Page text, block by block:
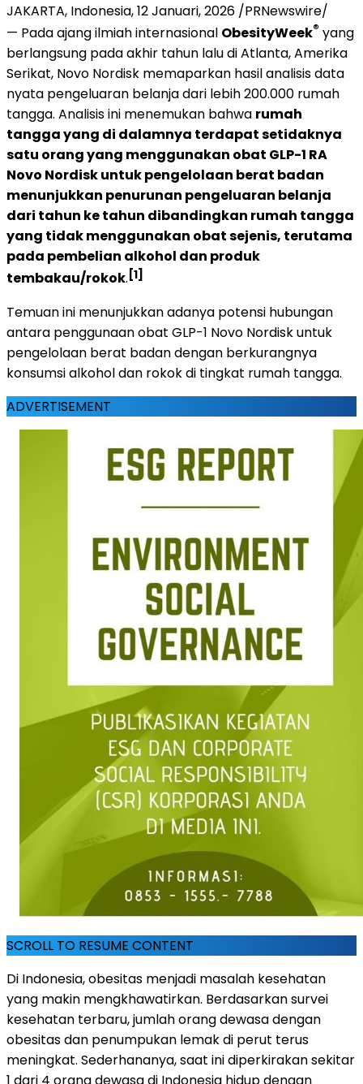
JAKARTA, Indonesia,12 Januari, 2026 /PRNewswire/
— Pada ajang ilmiah internasional ObesityWeek® yang
berlangsung pada akhir tahun lalu di Atlanta, Amerika
Serikat, Novo Nordisk memaparkan hasil analisis data
nyata pengeluaran belanja dari lebih 200.000 rumah
tangga. Analisis ini menemukan bahwa rumah
tangga yang di dalamnya terdapat setidaknya
satu orang yang menggunakan obat GLP-1 RA
Novo Nordisk untuk pengelolaan berat badan
menunjukkan penurunan pengeluaran belanja
dari tahun ke tahun dibandingkan rumah tangga
yang tidak menggunakan obat sejenis, terutama
pada pembelian alkohol dan produk
tembakau/rokok. [1]
Temuan ini menunjukkan adanya potensi hubungan
antara penggunaan obat GLP-1 Novo Nordisk untuk
pengelolaan berat badan dengan berkurangnya
konsumsi alkohol dan rokok di tingkat rumah tangga.
ADVERTISEMENT
SCROLL TO RESUME CONTENT
Di Indonesia, obesitas menjadi masalah kesehatan
yang makin mengkhawatirkan. Berdasarkan survei
kesehatan terbaru, jumlah orang dewasa dengan
obesitas dan penumpukan lemak di perut terus
meningkat. Sederhananya, saat ini diperkirakan sekitar
1 dari 4 orang dewasa di Indonesia hidup dengan